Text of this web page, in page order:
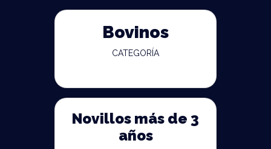
Bovinos
CATEGORÍA
Novillos más de 3
años